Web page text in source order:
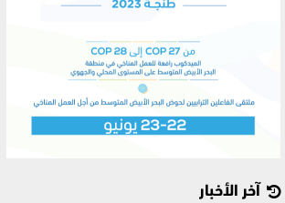
آخر الأخبار